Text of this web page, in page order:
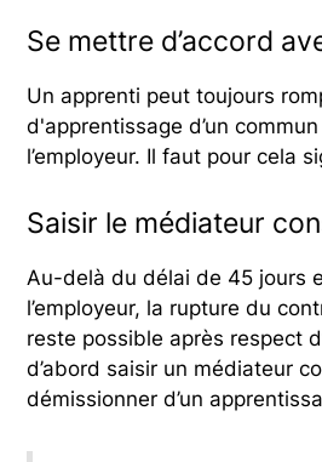
Se mettre d’accord
Un apprenti peut toujours
d'apprentissage d’un
l’employeur. Il faut pour cela
Saisir le médiateur
Au-delà du délai de 45 jours
l’employeur, la rupture du
reste possible après respect
d’abord saisir un médiateur
démissionner d’un